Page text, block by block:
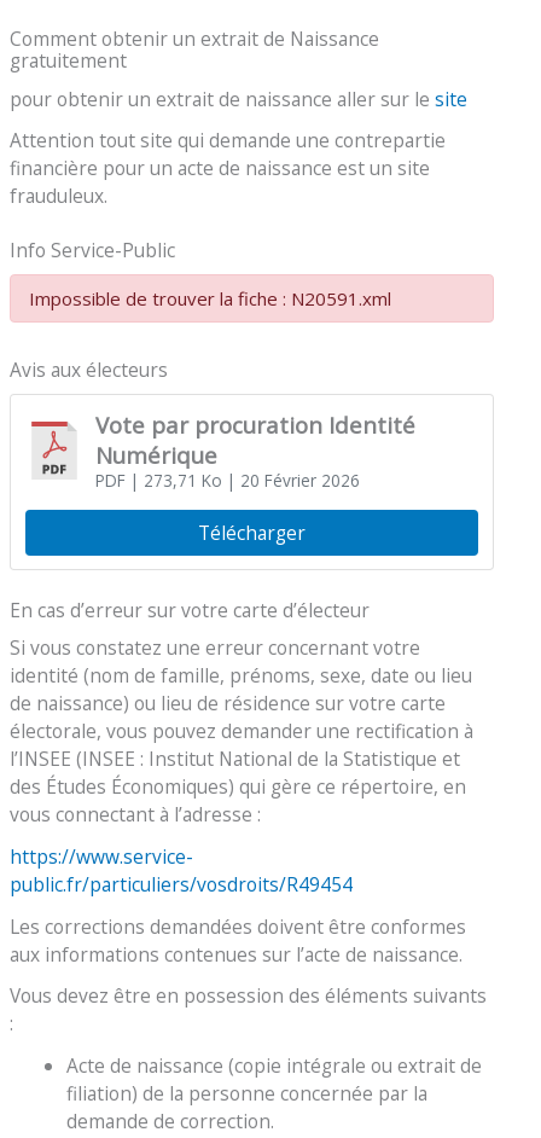
Comment obtenir un extrait de Naissance
gratuitement
pour obtenir un extrait de naissance aller sur le site
Attention tout site qui demande une contrepartie
financière pour un acte de naissance est un site
frauduleux.
Info Service-Public
Impossible de trouver la fiche : N20591.xml
Avis aux électeurs
Vote par procuration Identité
Numérique
PDF| 273,71 Ko | 20 Février 2026
Télécharger
En cas d’erreur sur votre carte d’électeur
Si vous constatez une erreur concernant votre
identité (nom de famille, prénoms, sexe, date ou lieu
de naissance) ou lieu de résidence sur votre carte
électorale, vous pouvez demander une rectification à
l’INSEE (INSEE : Institut National de la Statistique et
des Études Économiques) qui gère ce répertoire, en
vous connectant à l’adresse :
https://www.service-
public.fr/particuliers/vosdroits/R49454
Les corrections demandées doivent être conformes
aux informations contenues sur l’acte de naissance.
Vous devez être en possession des éléments suivants
:
Acte de naissance (copie intégrale ou extrait de
filiation) de la personne concernée par la
demande de correction.